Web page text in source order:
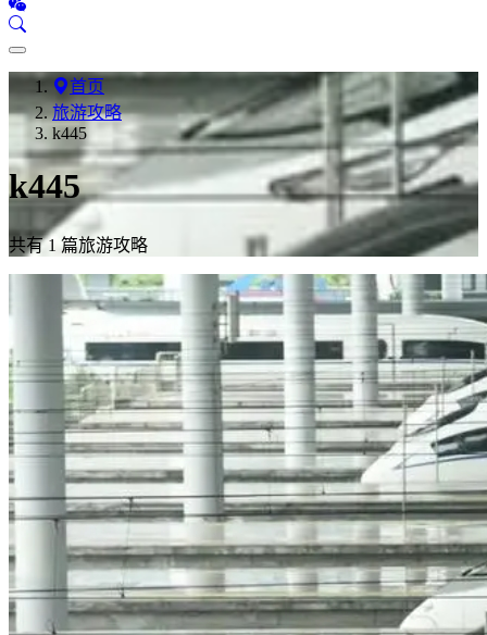
首页
旅游攻略
k445
k445
共有 1 篇旅游攻略